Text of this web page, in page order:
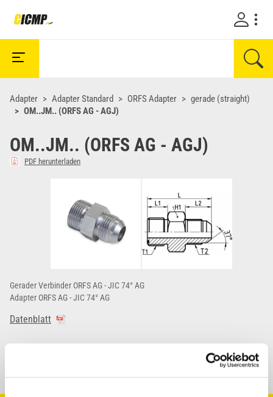
Adapter Adapter Standard ORFS Adapter
gerade (straight)
OM..JM.. (ORFS AG - AGJ)
OM..JM.. (ORFS AG - AGJ)
PDF herunterladen
Gerader Verbinder ORFS AG - JIC 74° AG
Adapter ORFS AG - JIC 74° AG
Datenblatt